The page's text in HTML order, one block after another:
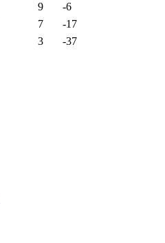
9
-6
7
-17
3
-37